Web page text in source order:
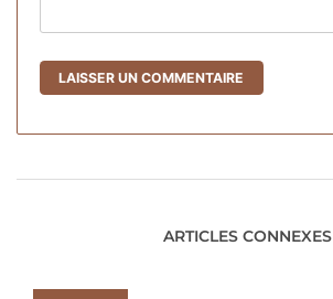
ARTICLES CONNEXES